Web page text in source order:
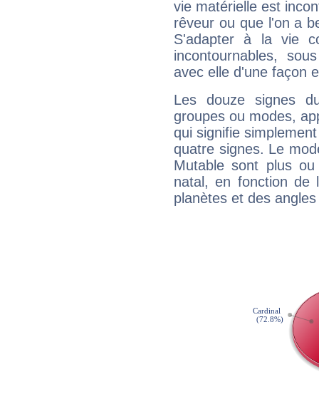
vie matérielle est
rêveur ou que l'on a
S'adapter à la vie
incontournables,
avec elle d'une façon
Les douze signes
groupes ou modes,
qui signifie
quatre signes. Le
Mutable sont plus
natal, en fonction de
planètes et des